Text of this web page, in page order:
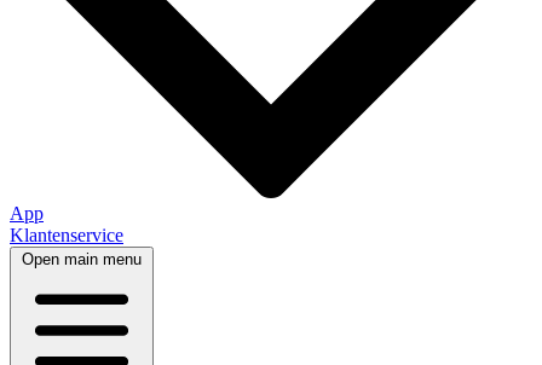
App
Klantenservice
Open main menu